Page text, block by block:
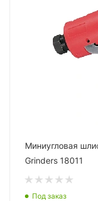
Миниугловая
Grinders 18011
Под заказ